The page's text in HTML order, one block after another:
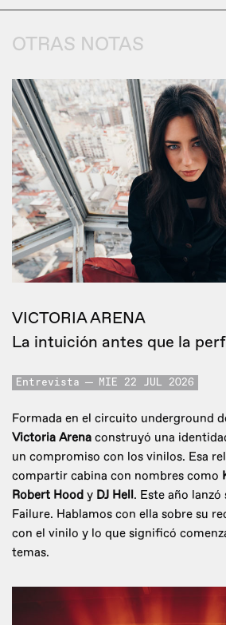
OTRAS NOTAS
VICTORIA ARENA
La intuición antes que la
Entrevista MIE 22 JUL 2026
Formada en el circuito underground
Victoria Arena construyó una
un compromiso con los vinilos. Esa
compartir cabina con nombres como
Robert Hood y DJ Hell. Este año
Failure. Hablamos con ella sobre su
con el vinilo y lo que significó
temas.